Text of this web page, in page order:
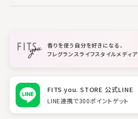
スタイリング香りを使う自分を好きになる、
フレグランスライフスタイルメディア
FITS you. STORE 公式LINE
LINE連携で300ポイントゲット